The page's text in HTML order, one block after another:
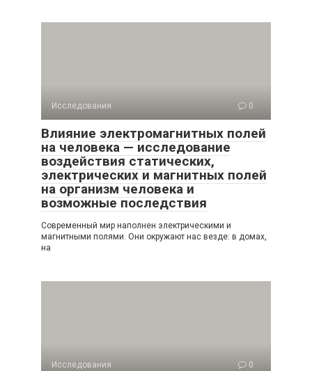
Исследования 0
Влияние электромагнитных полей
на человека — исследование
воздействия статических,
электрических и магнитных полей
на организм человека и
возможные последствия
Современный мир наполнен электрическими и
магнитными полями. Они окружают нас везде: в домах,
на
Исследования 0